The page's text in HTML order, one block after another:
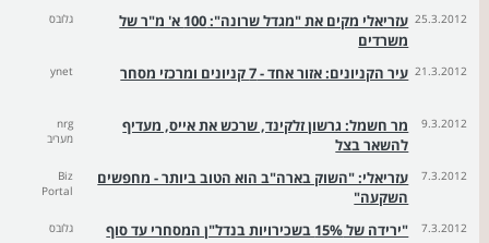
25.3.2012
עזריאלי מקים את "מגדל שרונה": 100 א' מ"ר של
משרדים
גלובס
21.3.2012 עיר הקניונים: אזור אחד - 7 קניונים ומרכזי מסחר ynet
9.3.2012
מר חשמל: גרשון זלקינד, שרכש את אייס, מעדיף
להשאר בצל
nrg
מעריב
7.3.2012
עזריאלי: "השוק בארה"ב הוא הטוב ביותר - מחפשים
השקעה"
Biz
Portal
7.3.2012
"ירידה של 15% בשכירויות בנדל"ן המסחרי עד סוף
גלובס